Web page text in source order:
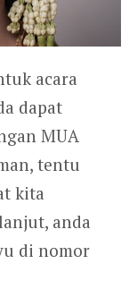
acara
dapat
MUA
tentu
kita
anda
di nomor